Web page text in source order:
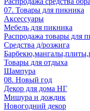
07. Товары для пикника
Аксессуары
Мебель для пикника
Распродажа товары для
Средства д/розжига
Товары для отдыха
Шампура
08. Новый год
Декор для дома НГ
Мишура и дождик
Новогодний декор